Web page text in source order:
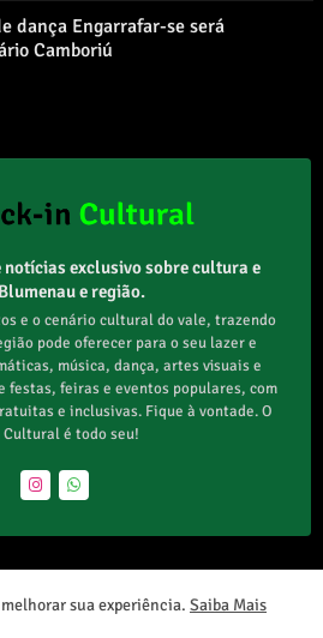
dança Engarrafar-se será
Camboriú
notícias exclusivo sobre cultura e
e região.
e o cenário cultural do vale, trazendo
pode oferecer para o seu lazer e
música, dança, artes visuais e
festas, feiras e eventos populares, com
e inclusivas. Fique à vontade. O
é todo seu!
Nós
Envie seu Evento
sua experiência. Saiba Mais